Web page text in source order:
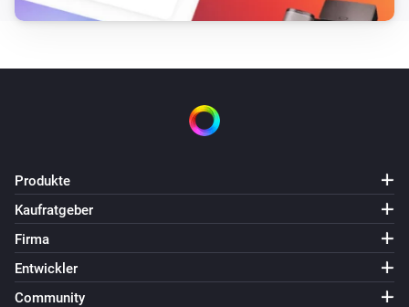
Ausgeschaltet
Produkte
Kaufratgeber
Firma
Entwickler
Community